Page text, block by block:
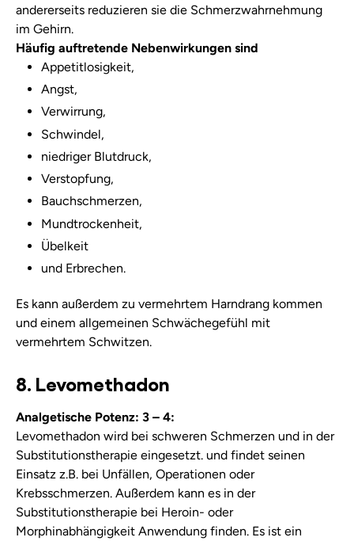
andererseits reduzieren sie die Schmerzwahrnehmung
im Gehirn.
Häufig auftretende Nebenwirkungen sind
Appetitlosigkeit,
Angst,
Verwirrung,
Schwindel,
niedriger Blutdruck,
Verstopfung,
Bauchschmerzen,
Mundtrockenheit,
Übelkeit
und Erbrechen.
Es kann außerdem zu vermehrtem Harndrang kommen
und einem allgemeinen Schwächegefühl mit
vermehrtem Schwitzen.
8. Levomethadon
Analgetische Potenz: 3 – 4:
Levomethadon wird bei schweren Schmerzen und in der
Substitutionstherapie eingesetzt. und findet seinen
Einsatz z.B. bei Unfällen, Operationen oder
Krebsschmerzen. Außerdem kann es in der
Substitutionstherapie bei Heroin- oder
Morphinabhängigkeit Anwendung finden. Es ist ein